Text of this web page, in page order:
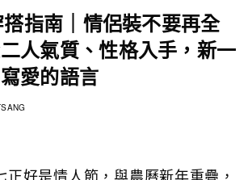
指南｜情侶裝不要再全
人氣質、性格入手，新一
愛的語言
正好是情人節，與農曆新年重疊，